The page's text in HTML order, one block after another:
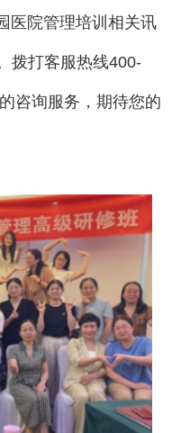
医院管理培训相关讯
拨打客服热线400-
咨询服务，期待您的